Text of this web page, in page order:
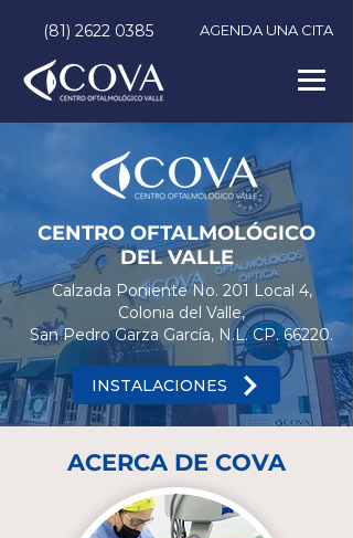
(81) 2622 0385 AGENDA UNA CITA
CENTRO OFTALMOLÓGICO
DEL VALLE
Calzada Poniente No. 201 Local 4,
Colonia del Valle,
San Pedro Garza García, N.L. CP. 66220.
INSTALACIONES
ACERCA DE COVA